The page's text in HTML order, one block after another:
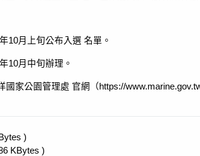
10月上旬公布入選 名單。
10月中旬辦理。
家公園管理處 官網（https://
)
KBytes )